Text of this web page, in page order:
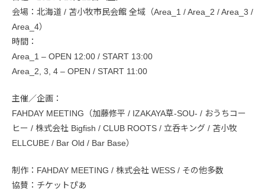
会場：北海道 / 苫小牧市民会館 全域（Area_1 / Area_2 / Area_3 /
Area_4）
時間：
Area_1 – OPEN 12:00 / START 13:00
Area_2, 3, 4 – OPEN / START 11:00
主催／企画：
FAHDAY MEETING（加藤修平 / IZAKAYA草-SOU- / おうちコー
ヒー / 株式会社 Bigfish / CLUB ROOTS / 立呑キング / 苫小牧
ELLCUBE / Bar Old / Bar Base）
制作：FAHDAY MEETING / 株式会社 WESS / その他多数
協賛：チケットぴあ